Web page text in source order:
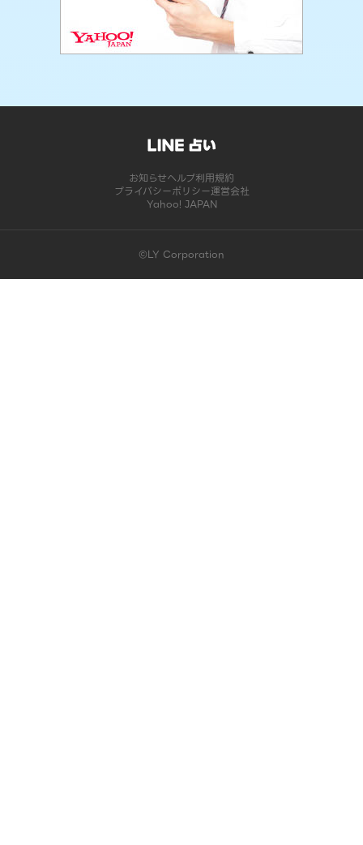
お知らせヘルプ利用規約
プライバシーポリシー運営会社
Yahoo! JAPAN
©LY Corporation
このコンテンツは掲載が終了しました | LINE占い